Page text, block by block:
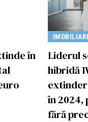
în
Liderul
hibridă
în 2024,
fără